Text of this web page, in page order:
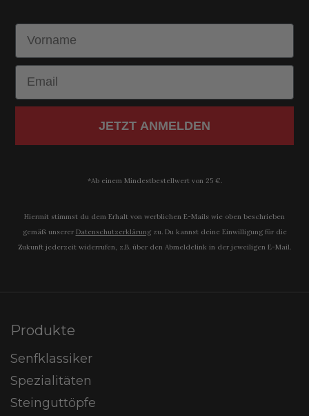
Vorname
Email
JETZT ANMELDEN
*Ab einem Mindestbestellwert von 25 €.
Hiermit stimmst du dem Erhalt von werblichen E-Mails wie oben beschrieben
gemäß unserer Datenschutzerklärung​zu. Du kannst deine Einwilligung für die
Zukunft jederzeit widerrufen, z.B. über den Abmeldelink in der jeweiligen E-Mail.
Produkte
Senfklassiker
Spezialitäten
Steinguttöpfe